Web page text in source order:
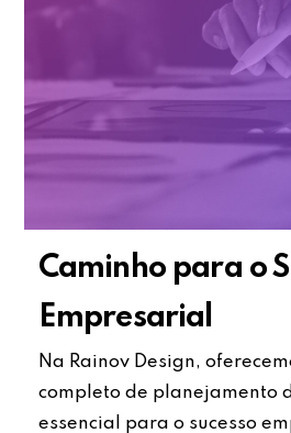
Caminho para o
Empresarial
Na Rainov Design,
completo de planejamento
essencial para o sucesso